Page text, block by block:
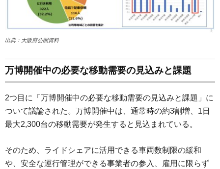
出典：大阪府公開資料
万博開催中の必要な移動需要の見込みと課題
2つ目に「万博開催中の必要な移動需要の見込みと課題」に
ついて議論された。万博開催中は、通常時の約3割増、1日
最大2,300台の移動需要が発生すると見込まれている。
そのため、ライドシェアに活用できる車両数制限の緩和
や、安全な運行管理ができる事業者の参入、雇用に限らず